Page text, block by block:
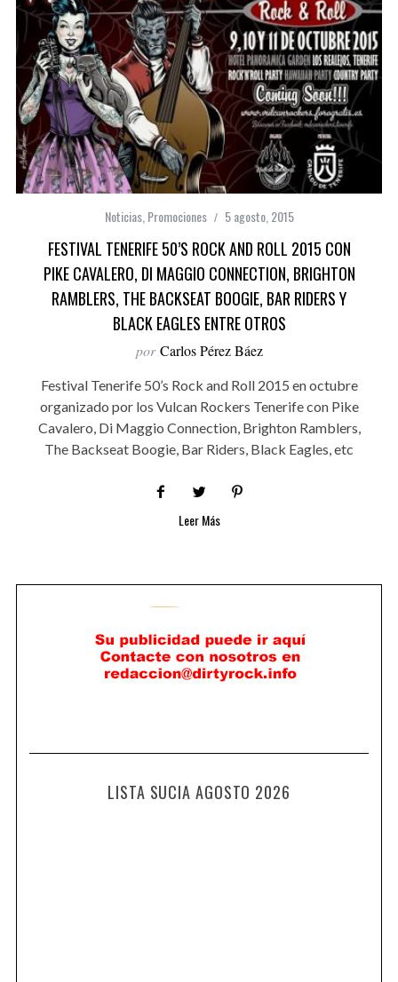
Noticias, Promociones 5 agosto, 2015
FESTIVAL TENERIFE 50’S ROCK AND ROLL 2015 CON
PIKE CAVALERO, DI MAGGIO CONNECTION, BRIGHTON
RAMBLERS, THE BACKSEAT BOOGIE, BAR RIDERS Y
BLACK EAGLES ENTRE OTROS
por Carlos Pérez Báez
Festival Tenerife 50’s Rock and Roll 2015 en octubre
organizado por los Vulcan Rockers Tenerife con Pike
Cavalero, Di Maggio Connection, Brighton Ramblers,
The Backseat Boogie, Bar Riders, Black Eagles, etc
Leer Más
LISTA SUCIA AGOSTO 2026